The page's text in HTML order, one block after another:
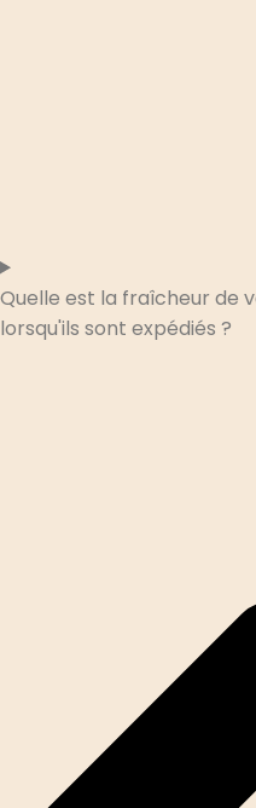
Quelle est la fraîcheur de
lorsqu'ils sont expédiés ?